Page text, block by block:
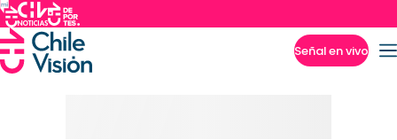
Señal en vivo